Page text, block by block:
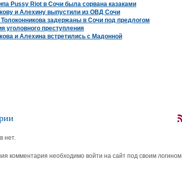
Pussy Riot в Сочи была сорвана казаками
и Алехину выпустили из ОВД Сочи
задержаны в Сочи под предлогом
уголовного преступления
и Алехина встретились с Мадонной
нет.
комментария необходимо войти на сайт под своим логином